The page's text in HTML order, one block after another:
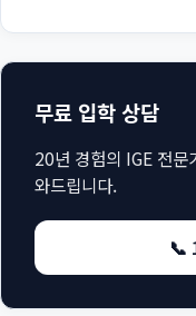
무료 입학 상담
20년 경험의 IGE 전문
와드립니다.
📞